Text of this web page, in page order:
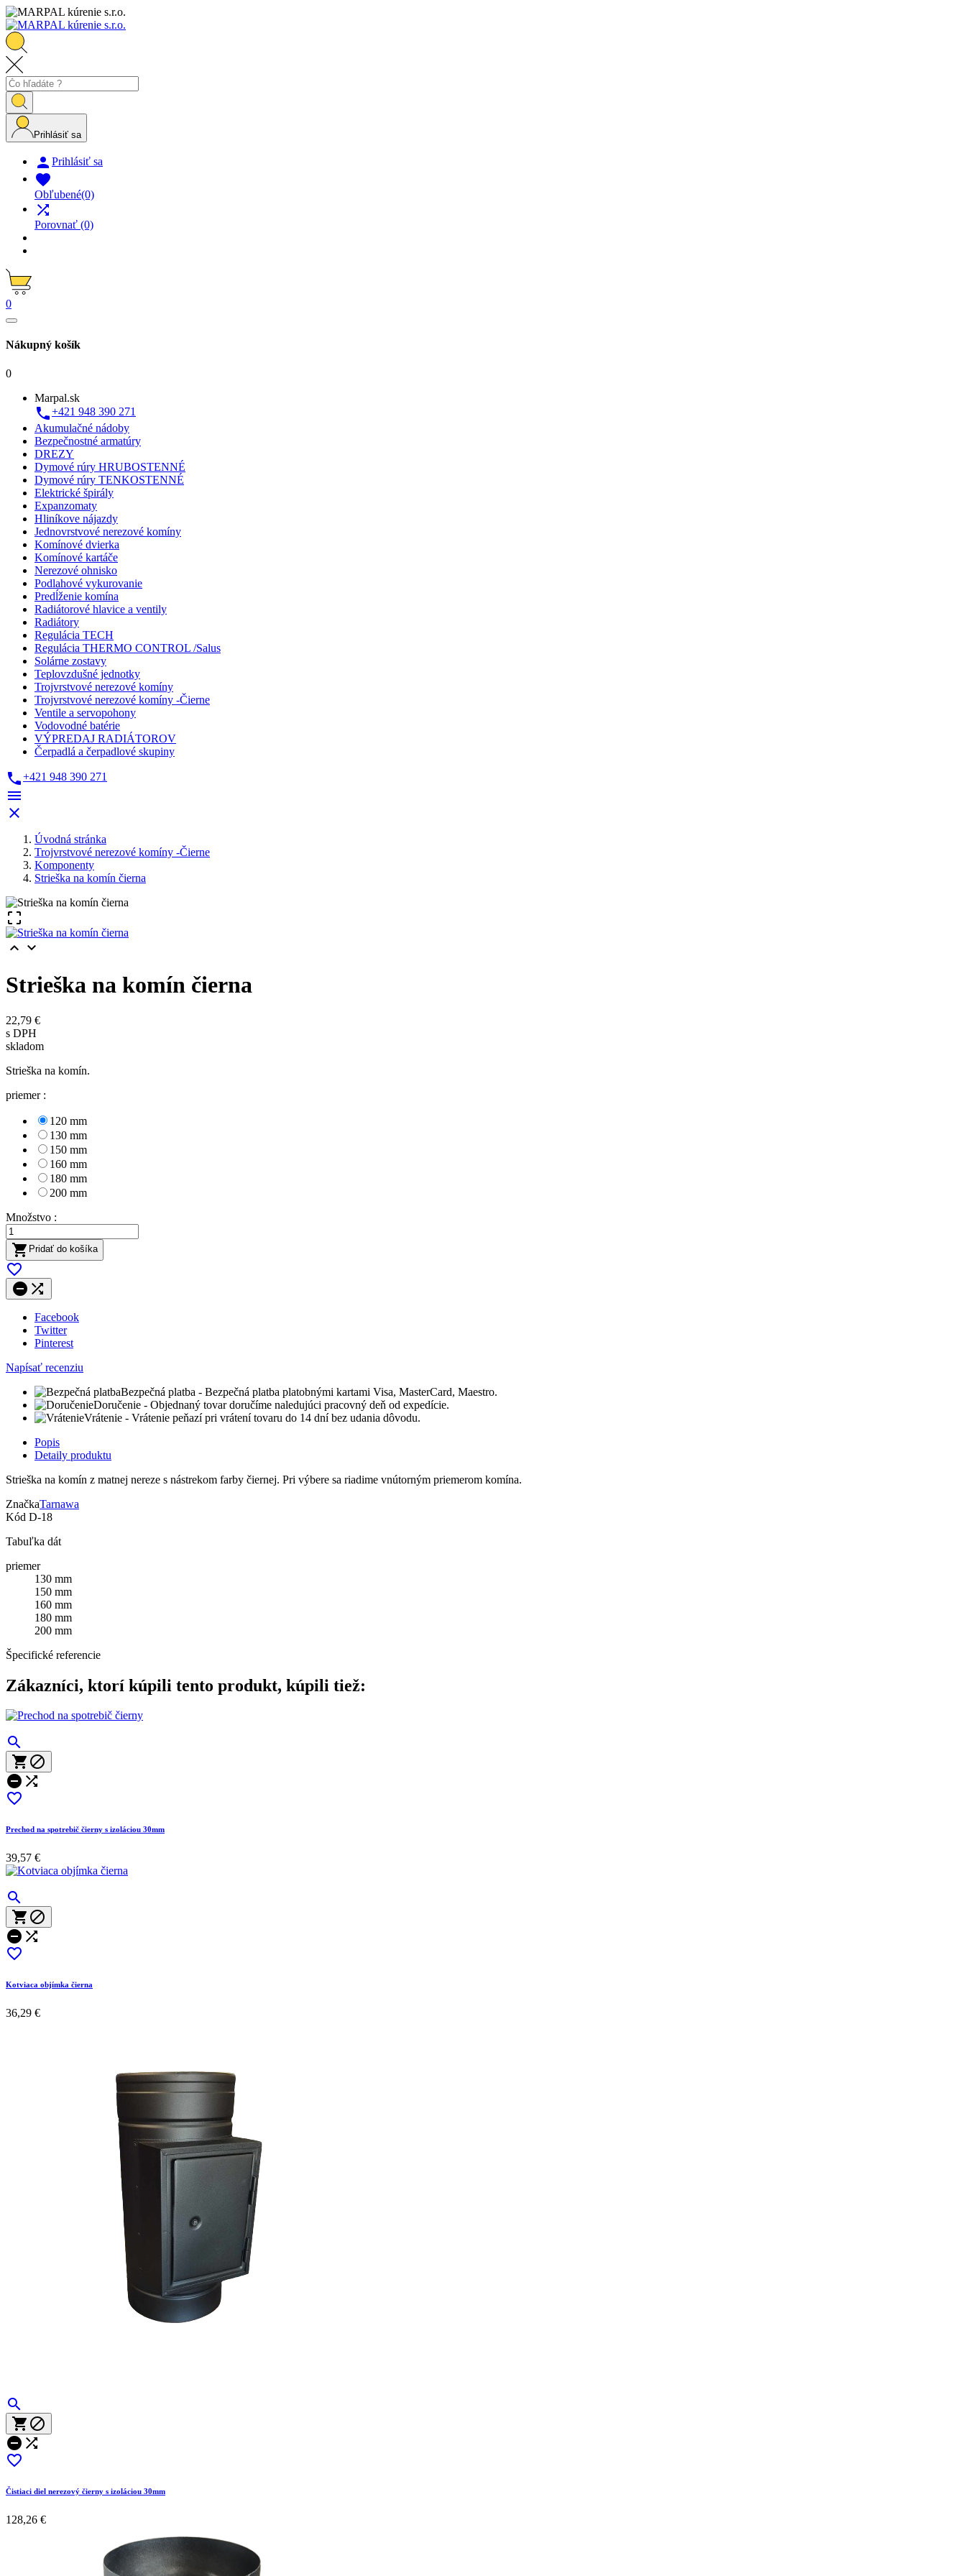
Prihlásiť sa
 Prihlásiť sa

Obľubené(0)

Porovnať (0)
0
Nákupný košík
0
Marpal.sk
+421 948 390 271
Akumulačné nádoby
Bezpečnostné armatúry
DREZY
Dymové rúry HRUBOSTENNÉ
Dymové rúry TENKOSTENNÉ
Elektrické špirály
Expanzomaty
Hliníkove nájazdy
Jednovrstvové nerezové komíny
Komínové dvierka
Komínové kartáče
Nerezové ohnisko
Podlahové vykurovanie
Predĺženie komína
Radiátorové hlavice a ventily
Radiátory
Regulácia TECH
Regulácia THERMO CONTROL /Salus
Solárne zostavy
Teplovzdušné jednotky
Trojvrstvové nerezové komíny
Trojvrstvové nerezové komíny -Čierne
Ventile a servopohony
Vodovodné batérie
VÝPREDAJ RADIÁTOROV
Čerpadlá a čerpadlové skupiny
+421 948 390 271


Úvodná stránka
Trojvrstvové nerezové komíny -Čierne
Komponenty
Strieška na komín čierna

 
Strieška na komín čierna
22,79 €
s DPH
skladom
Strieška na komín.
priemer :
120 mm
130 mm
150 mm
160 mm
180 mm
200 mm
Množstvo :
 Pridať do košíka

 
Facebook
Twitter
Pinterest
Napísať recenziu
Bezpečná platba - Bezpečná platba platobnými kartami Visa, MasterCard, Maestro.
Doručenie - Objednaný tovar doručíme naledujúci pracovný deň od expedície.
Vrátenie - Vrátenie peňazí pri vrátení tovaru do 14 dní bez udania dôvodu.
Popis
Detaily produktu
Strieška na komín z matnej nereze s nástrekom farby čiernej. Pri výbere sa riadime vnútorným priemerom komína.
ZnačkaTarnawa
Kód D-18
Tabuľka dát
priemer
130 mm
150 mm
160 mm
180 mm
200 mm
Špecifické referencie
Zákazníci, ktorí kúpili tento produkt, kúpili tiež:

 
 

Prechod na spotrebič čierny s izoláciou 30mm
39,57 €

 
 

Kotviaca objímka čierna
36,29 €

 
 

Čistiaci diel nerezový čierny s izoláciou 30mm
128,26 €